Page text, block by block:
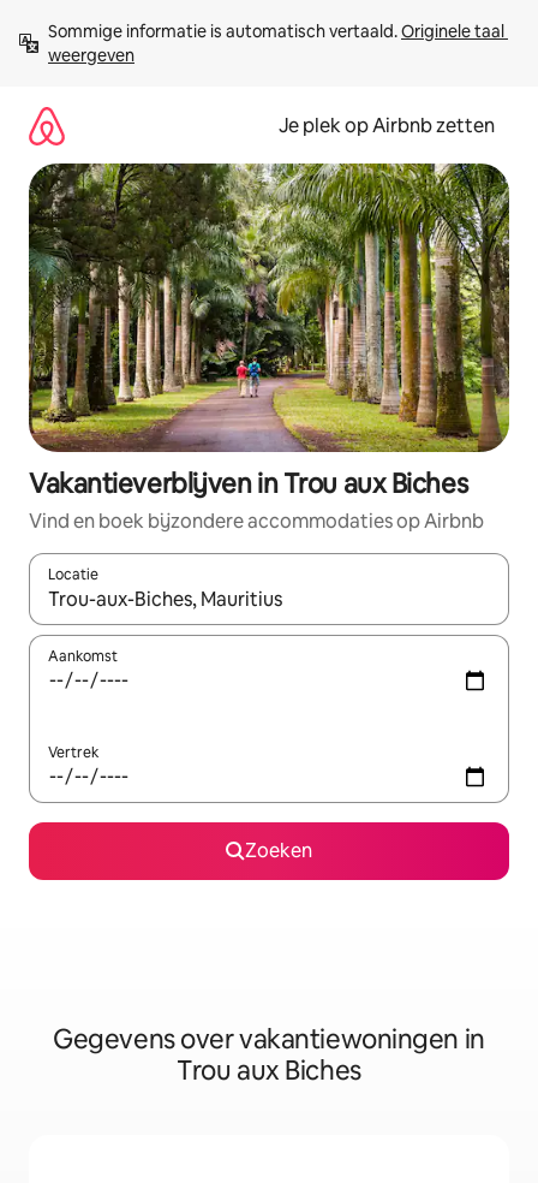
direct
naar
Sommige informatie is automatisch vertaald. Originele taal
weergeven
Je plek op Airbnb zetten
Vakantieverblijven in Trou aux Biches
Vind en boek bijzondere accommodaties op Airbnb
Locatie
Wanneer er resultaten beschikbaar zijn, maak je een keuze
Aankomst
Vertrek
Zoeken
Gegevens over vakantiewoningen in
Trou aux Biches